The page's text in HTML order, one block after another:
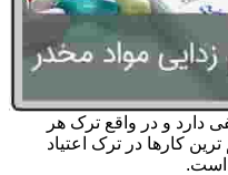
دارد و در واقع ترک هر
کارها در ترک اعتیاد
است.